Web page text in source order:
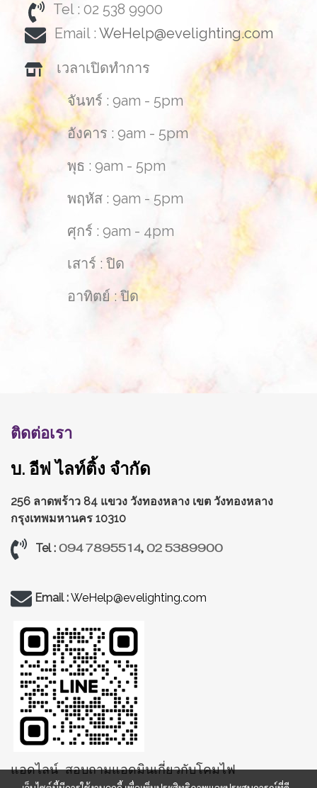
Tel : 02 538 9900
Email : WeHelp@evelighting.com
เวลาเปิดทำการ
จันทร์ : 9am - 5pm
อังคาร : 9am - 5pm
พุธ : 9am - 5pm
พฤหัส : 9am - 5pm
ศุกร์ : 9am - 4pm
เสาร์ : ปิด
อาทิตย์ : ปิด
ติดต่อเรา
บ. อีฟ ไลท์ติ้ง จำกัด
256 ลาดพร้าว 84 แขวง วังทองหลาง เขต วังทองหลาง
กรุงเทพมหานคร 10310
Tel : 094 7895514,02 5389900
Email :WeHelp@evelighting.com
แอดไลน์ สอบถามแอดมินเกี่ยวกับโคมไฟ